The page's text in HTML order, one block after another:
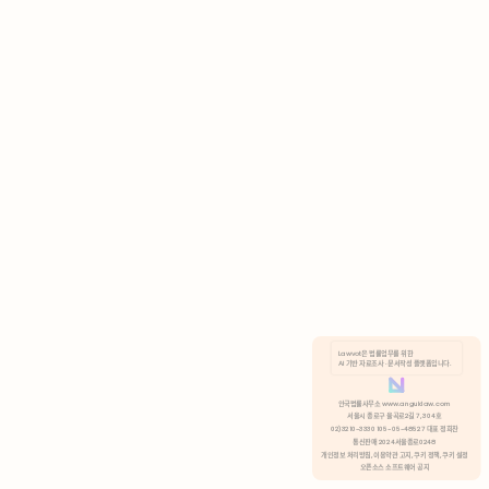
분석 쿠키 허용
Lawvot은 법률업무를 위한
AI 기반 자료조사 · 문서작성 플랫폼입니다.
안국법률사무소 www.anguklaw.com
서울시 종로구 율곡로2길 7, 304호
02)3210-3330 105-05-48527 대표 정희찬
통신판매 2024서울종로0248
개인정보 처리방침, 이용약관 고지, 쿠키 정책, 쿠키 설정
오픈소스 소프트웨어 공지